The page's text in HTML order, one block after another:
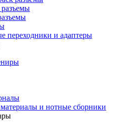
переходники и адаптеры
и нотные сборники